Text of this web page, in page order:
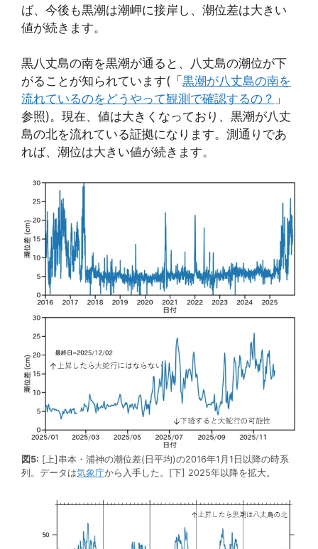
ば、今後も黒潮は潮岬に接岸し、潮位差は大きい
値が続きます。
黒八丈島の南を黒潮が通ると、八丈島の潮位が下
がることが知られています(「 黒潮が八丈島の南を
流れているのをどうやって観測で確認するの？ 」
参照)。現在、値は大きくなっており、黒潮が八丈
島の北を流れている証拠になります。測通りであ
れば、潮位は大きい値が続きます。
図5: [上]串本・浦神の潮位差(日平均)の2016年1月1日以降の時系
列。データは気象庁から入手した。[下] 2025年以降を拡大。